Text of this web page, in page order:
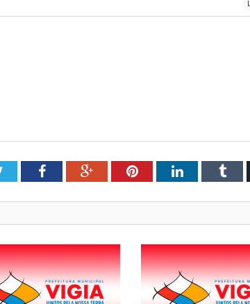
TwitterFacebookGoogle+PinterestLinkedIn